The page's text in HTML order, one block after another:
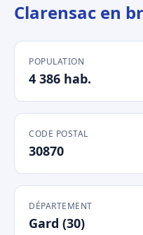
Clarensac en
POPULATION
4 386 hab.
CODE POSTAL
30870
DÉPARTEMENT
Gard (30)